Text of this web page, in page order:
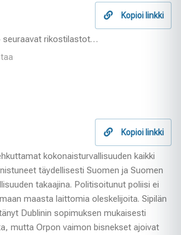
Kopioi linkki
seuraavat rikostilastot…
Kopioi linkki
kokonaisturvallisuuden kaikki
täydellisesti Suomen ja Suomen
takaajina. Politisoitunut poliisi ei
maasta laittomia oleskelijoita. Sipilän
Dublinin sopimuksen mukaisesti
mutta Orpon vaimon bisnekset ajoivat